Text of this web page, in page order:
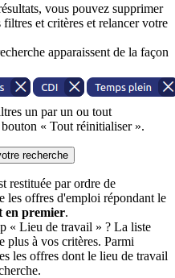
vous pouvez supprimer
et critères et relancer votre
apparaissent de la façon
un par un ou tout
« Tout réinitialiser ».
recherche
restituée par ordre de
les offres d'emploi répondant le
en premier.
« Lieu de travail » ? La liste
plus à vos critères. Parmi
les offres dont le lieu de travail